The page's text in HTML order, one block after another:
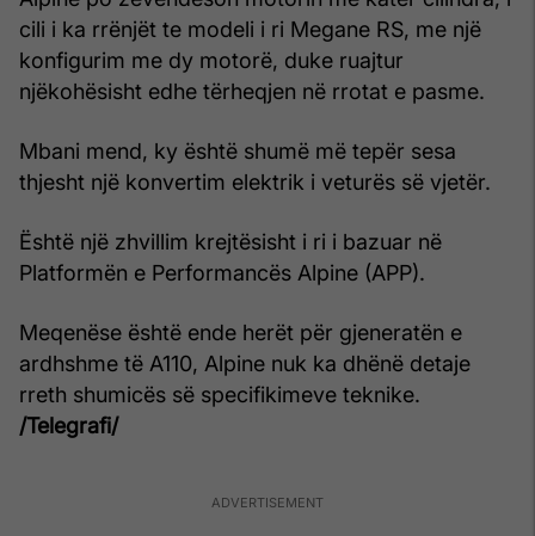
cili i ka rrënjët te modeli i ri Megane RS, me një
konfigurim me dy motorë, duke ruajtur
njëkohësisht edhe tërheqjen në rrotat e pasme.
Mbani mend, ky është shumë më tepër sesa
thjesht një konvertim elektrik i veturës së vjetër.
Është një zhvillim krejtësisht i ri i bazuar në
Platformën e Performancës Alpine (APP).
Meqenëse është ende herët për gjeneratën e
ardhshme të A110, Alpine nuk ka dhënë detaje
rreth shumicës së specifikimeve teknike.
/Telegrafi/